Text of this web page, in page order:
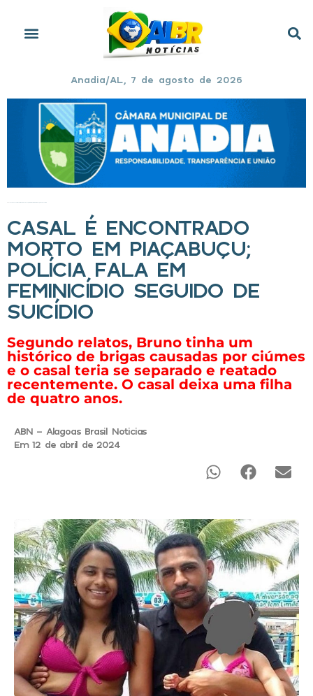
Anadia/AL, 7 de agosto de 2026
CASAL É ENCONTRADO
MORTO EM PIAÇABUÇU;
POLÍCIA FALA EM
FEMINICÍDIO SEGUIDO DE
SUICÍDIO
Segundo relatos, Bruno tinha um
histórico de brigas causadas por ciúmes
e o casal teria se separado e reatado
recentemente. O casal deixa uma filha
de quatro anos.
ABN - Alagoas Brasil Noticias
Em 12 de abril de 2024